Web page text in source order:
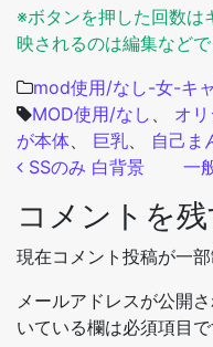
※ボタンを押した回数は
映されるのは編集など
mod使用/なし-女-キ
MOD使用/なし
オ
が本体
巨乳 自己ま
投稿ナビ
SSのみ 白背景 一
コメントを
現在コメント投稿が一
メールアドレスが公開
いている欄は必須項目